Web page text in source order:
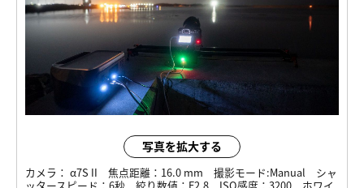
写真を拡大する
カメラ： α7S II 焦点距離： 16.0 mm 撮影モード:Manual
シャ